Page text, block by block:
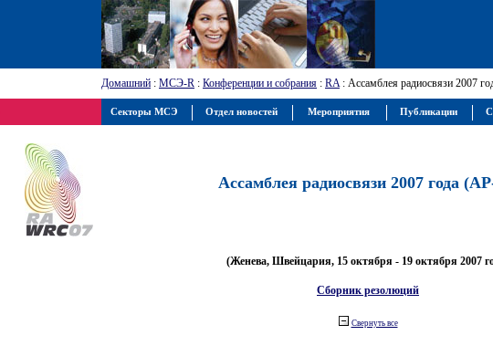
Домашний : МСЭ-R : Конференции и собрания : RA: Ассамблея радиосвязи 2007
Ассамблея радиосвязи 2007 года
(Женева, Швейцария, 15 октября - 19 октября 2007
Сборник резолюций
Свернуть все
Секторы МСЭ Отдел новостей Мероприятия Публикации